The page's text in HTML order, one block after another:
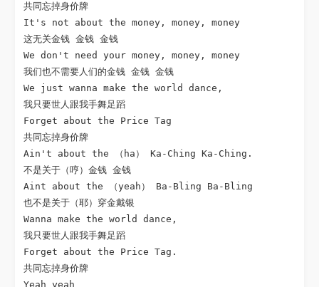
共同忘掉身价牌
It's not about the money, money, money
这无关金钱 金钱 金钱
We don't need your money, money, money
我们也不需要人们的金钱 金钱 金钱
We just wanna make the world dance,
我只要世人跟我手舞足蹈
Forget about the Price Tag
共同忘掉身价牌
Ain't about the （ha） Ka-Ching Ka-Ching.
不是关于（哼）金钱 金钱
Aint about the （yeah） Ba-Bling Ba-Bling
也不是关于（耶）穿金戴银
Wanna make the world dance,
我只要世人跟我手舞足蹈
Forget about the Price Tag.
共同忘掉身价牌
Yeah yeah